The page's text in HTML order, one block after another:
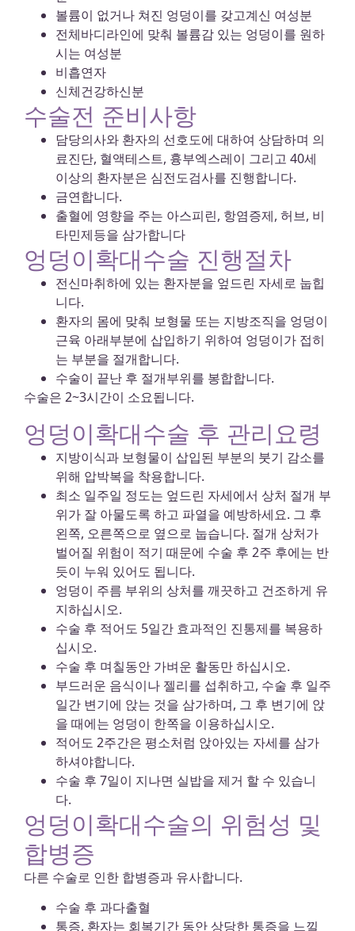
볼륨이 없거나 쳐진 엉덩이를 갖고계신 여성분
전체바디라인에 맞춰 볼륨감 있는 엉덩이를 원하
시는 여성분
비흡연자
신체건강하신분
수술전 준비사항
담당의사와 환자의 선호도에 대하여 상담하며 의
료진단, 혈액테스트, 흉부엑스레이 그리고 40세
이상의 환자분은 심전도검사를 진행합니다.
금연합니다.
출혈에 영향을 주는 아스피린, 항염증제, 허브, 비
타민제등을 삼가합니다
엉덩이확대수술 진행절차
전신마취하에 있는 환자분을 엎드린 자세로 눕힙
니다.
환자의 몸에 맞춰 보형물 또는 지방조직을 엉덩이
근육 아래부분에 삽입하기 위하여 엉덩이가 접히
는 부분을 절개합니다.
수술이 끝난 후 절개부위를 봉합합니다.
수술은 2~3시간이 소요됩니다.
엉덩이확대수술 후 관리요령
지방이식과 보형물이 삽입된 부분의 붓기 감소를
위해 압박복을 착용합니다.
최소 일주일 정도는 엎드린 자세에서 상처 절개 부
위가 잘 아물도록 하고 파열을 예방하세요. 그 후
왼쪽, 오른쪽으로 옆으로 눕습니다. 절개 상처가
벌어질 위험이 적기 때문에 수술 후 2주 후에는 반
듯이 누워 있어도 됩니다.
엉덩이 주름 부위의 상처를 깨끗하고 건조하게 유
지하십시오.
수술 후 적어도 5일간 효과적인 진통제를 복용하
십시오.
수술 후 며칠동안 가벼운 활동만 하십시오.
부드러운 음식이나 젤리를 섭취하고, 수술 후 일주
일간 변기에 앉는 것을 삼가하며, 그 후 변기에 앉
을 때에는 엉덩이 한쪽을 이용하십시오.
적어도 2주간은 평소처럼 앉아있는 자세를 삼가
하셔야합니다.
수술 후 7일이 지나면 실밥을 제거 할 수 있습니
다.
엉덩이확대수술의 위험성 및
합병증
다른 수술로 인한 합병증과 유사합니다.
수술 후 과다출혈
통증, 환자는 회복기간 동안 상당한 통증을 느낄